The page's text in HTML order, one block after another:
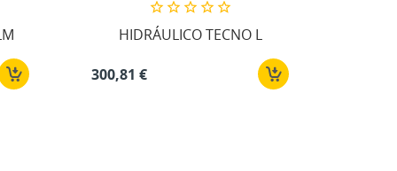
HIDRÁULICO TECNO L
300,81 €